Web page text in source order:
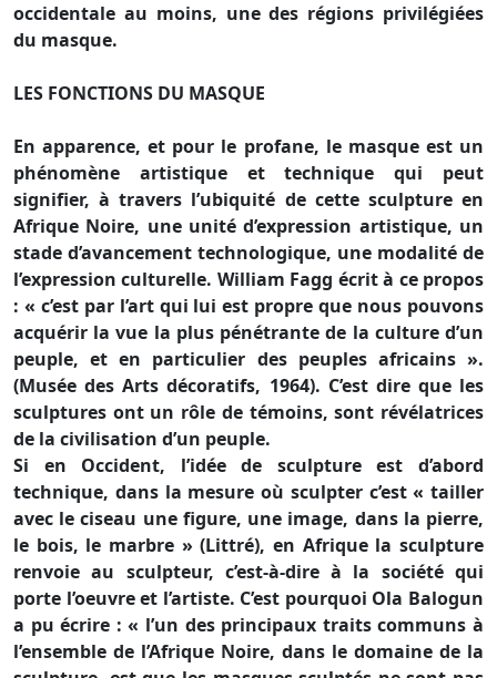
occidentale au moins, une des régions privilégiées
du masque.
LES FONCTIONS DU MASQUE
En apparence, et pour le profane, le masque est un
phénomène artistique et technique qui peut
signifier, à travers l’ubiquité de cette sculpture en
Afrique Noire, une unité d’expression artistique, un
stade d’avancement technologique, une modalité de
l’expression culturelle. William Fagg écrit à ce propos
: « c’est par l’art qui lui est propre que nous pouvons
acquérir la vue la plus pénétrante de la culture d’un
peuple, et en particulier des peuples africains ».
(Musée des Arts décoratifs, 1964). C’est dire que les
sculptures ont un rôle de témoins, sont révélatrices
de la civilisation d’un peuple.
Si en Occident, l’idée de sculpture est d’abord
technique, dans la mesure où sculpter c’est « tailler
avec le ciseau une figure, une image, dans la pierre,
le bois, le marbre » (Littré), en Afrique la sculpture
renvoie au sculpteur, c’est-à-dire à la société qui
porte l’oeuvre et l’artiste. C’est pourquoi Ola Balogun
a pu écrire : « l’un des principaux traits communs à
l’ensemble de l’Afrique Noire, dans le domaine de la